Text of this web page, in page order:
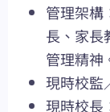
管理架構
長、家長
管理精神
現時校監
現時校長